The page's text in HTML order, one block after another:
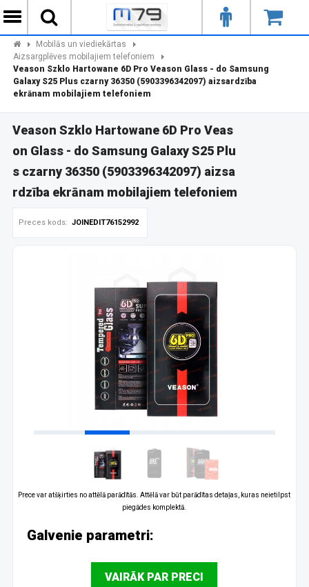
Mobilās un viediekārtas
Aizsargplēves mobilajiem telefoniem
Veason Szklo Hartowane 6D Pro Veason Glass - do Samsung
Galaxy S25 Plus czarny 36350 (5903396342097) aizsardzība
ekrānam mobilajiem telefoniem
Veason Szklo Hartowane 6D Pro Veas
on Glass - do Samsung Galaxy S25 Plu
s czarny 36350 (5903396342097) aizsa
rdzība ekrānam mobilajiem telefoniem
Preces kods: JOINEDIT76152992
Prece var atšķirties no attēlā parādītās. Attēlā var būt parādītas detaļas, kuras neietilpst
piegādes komplektā.
Galvenie parametri:
VAIRĀK PAR PRECI